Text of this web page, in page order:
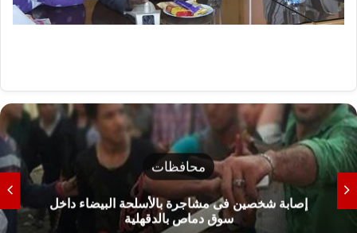
محافظات
شمال سيناء تحذر من نزول البحر الأبيض المتوسط
وتوضح خطورة الأمواج